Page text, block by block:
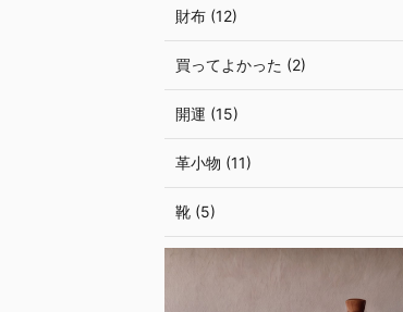
財布 (12)
買ってよかった (2)
開運 (15)
革小物 (11)
靴 (5)